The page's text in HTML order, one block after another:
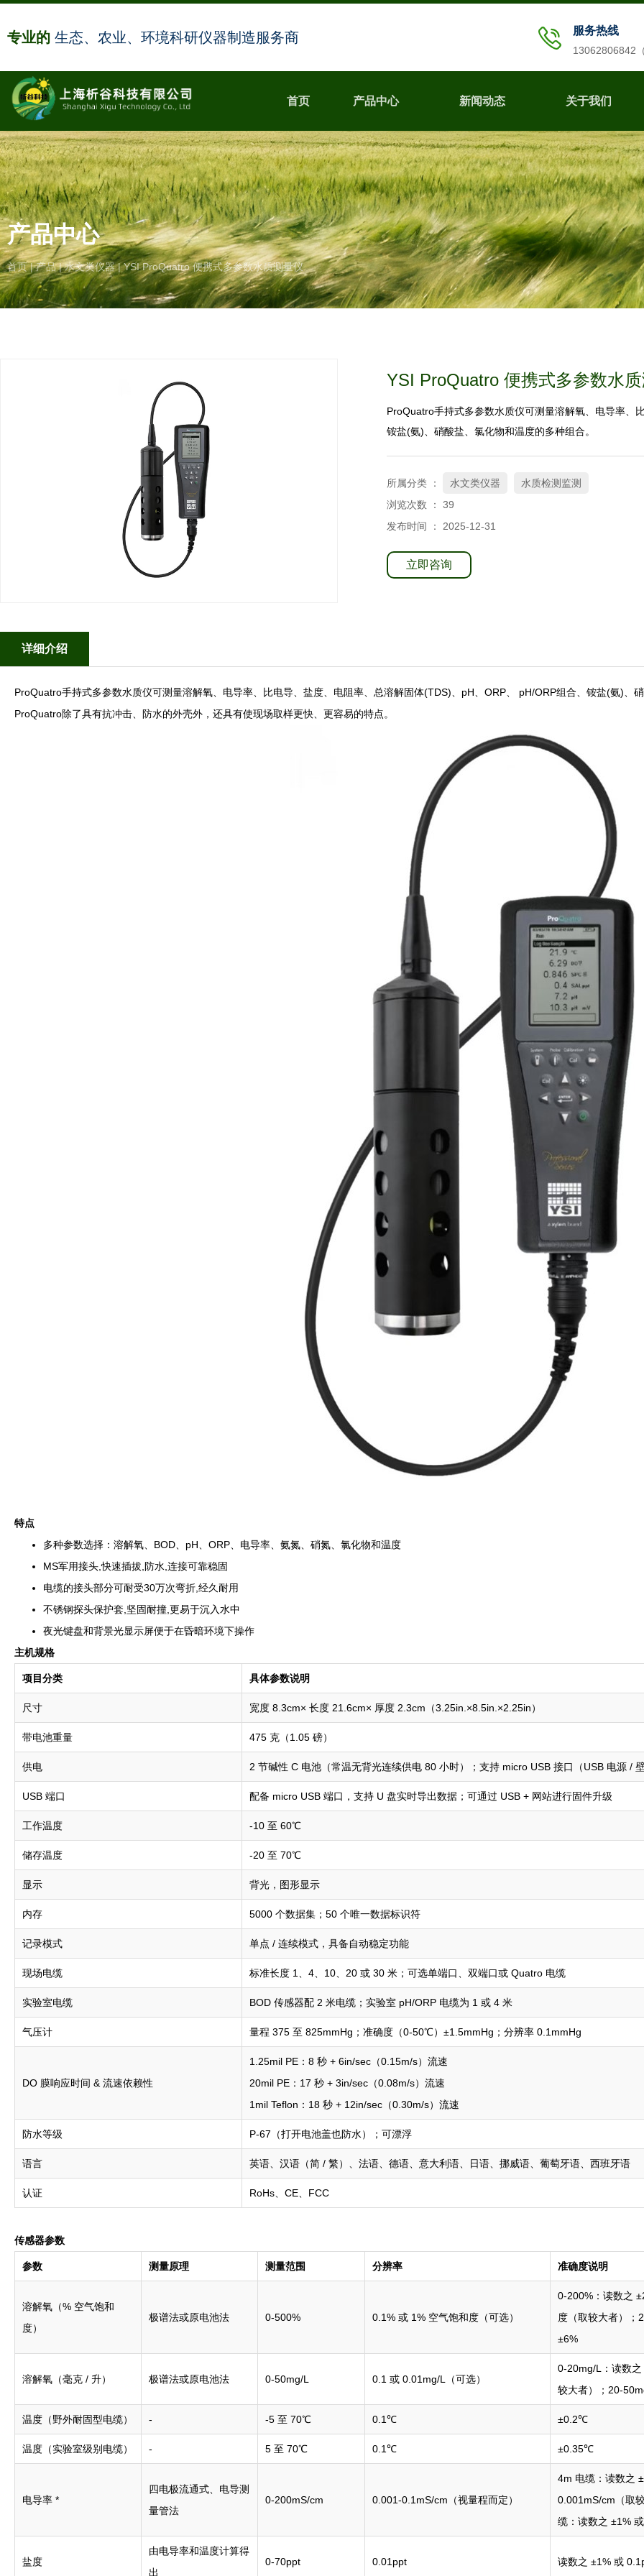
专业的 生态、农业、环境科研仪器制造服务商 服务热线
13062806842
首页 产品中心 新闻动态 关于我们
产品中心
首页|产品 |水文类仪器 |YSI ProQuatro 便携式多参数水质测量仪
YSI ProQuatro 便携式多参数水
ProQuatro手持式多参数水质仪可测量溶解氧、电导率、
铵盐(氨)、硝酸盐、氯化物和温度的多种组合。
所属分类 ： 水文类仪器
水质检测监测
浏览次数 ： 39
发布时间 ： 2025-12-31
立即咨询
详细介绍
ProQuatro手持式多参数水质仪可测量溶解氧、电导率、比电导、盐度、电阻率、总溶解固体(TDS)、pH、ORP、 pH/ORP组合、铵盐(氨)、
ProQuatro除了具有抗冲击、防水的外壳外，还具有使现场取样更快、更容易的特点。
特点
多种参数选择：溶解氧、BOD、pH、ORP、电导率、氨氮、硝氮、氯化物和温度
MS军用接头,快速插拔,防水,连接可靠稳固
电缆的接头部分可耐受30万次弯折,经久耐用
不锈钢探头保护套,坚固耐撞,更易于沉入水中
夜光键盘和背景光显示屏便于在昏暗环境下操作
主机规格
项目分类 具体参数说明
尺寸 宽度 8.3cm× 长度 21.6cm× 厚度 2.3cm（3.25in.×8.5in.×2.25in）
带电池重量 475 克（1.05 磅）
供电 2 节碱性 C 电池（常温无背光连续供电 80 小时）；支持 micro USB 接口（USB 电源 / 壁
USB 端口 配备 micro USB 端口，支持 U 盘实时导出数据；可通过 USB + 网站进行固件升级
工作温度 -10 至 60℃
储存温度 -20 至 70℃
显示 背光，图形显示
内存 5000 个数据集；50 个唯一数据标识符
记录模式 单点 / 连续模式，具备自动稳定功能
现场电缆 标准长度 1、4、10、20 或 30 米；可选单端口、双端口或 Quatro 电缆
实验室电缆 BOD 传感器配 2 米电缆；实验室 pH/ORP 电缆为 1 或 4 米
气压计 量程 375 至 825mmHg；准确度（0-50℃）±1.5mmHg；分辨率 0.1mmHg
DO 膜响应时间 & 流速依赖性
1.25mil PE：8 秒 + 6in/sec（0.15m/s）流速
20mil PE：17 秒 + 3in/sec（0.08m/s）流速
1mil Teflon：18 秒 + 12in/sec（0.30m/s）流速
防水等级 P-67（打开电池盖也防水）；可漂浮
语言 英语、汉语（简 / 繁）、法语、德语、意大利语、日语、挪威语、葡萄牙语、西班牙语
认证 RoHs、CE、FCC
传感器参数
参数 测量原理 测量范围 分辨率 准确度说明
溶解氧（% 空气饱和
度）
极谱法或原电池法 0-500% 0.1% 或 1% 空气饱和度（可选）
0-200%：读数之
度（取较大者）；
±6%
溶解氧（毫克 / 升） 极谱法或原电池法 0-50mg/L 0.1 或 0.01mg/L（可选）
0-20mg/L：读数
较大者）；20-
温度（野外耐固型电缆） - -5 至 70℃ 0.1℃ ±0.2℃
温度（实验室级别电缆） - 5 至 70℃ 0.1℃ ±0.35℃
电导率 *
四电极流通式、电导测
量管法
0-200mS/cm 0.001-0.1mS/cm（视量程而定）
4m 电缆：读数之
0.001mS/cm（取
缆：读数之 ±1%
盐度
由电导率和温度计算得
出
0-70ppt 0.01ppt 读数之 ±1% 或